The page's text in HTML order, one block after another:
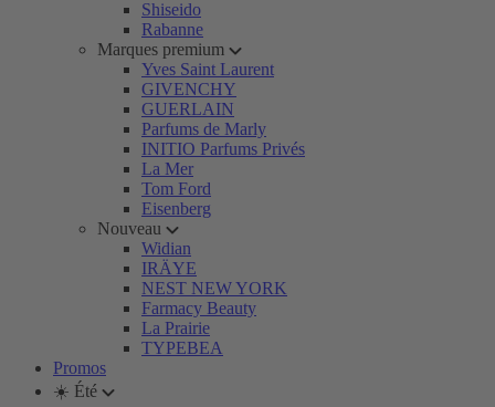
Shiseido
Rabanne
Marques premium
Yves Saint Laurent
GIVENCHY
GUERLAIN
Parfums de Marly
INITIO Parfums Privés
La Mer
Tom Ford
Eisenberg
Nouveau
Widian
IRÄYE
NEST NEW YORK
Farmacy Beauty
La Prairie
TYPEBEA
Promos
☀️ Été